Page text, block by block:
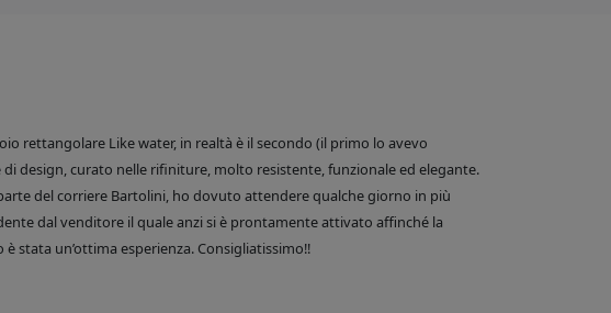
rettangolare Like water, in realtà è il secondo (il primo lo avevo
design, curato nelle rifiniture, molto resistente, funzionale ed elegante.
del corriere Bartolini, ho dovuto attendere qualche giorno in più
dal venditore il quale anzi si è prontamente attivato affinché la
stata un’ottima esperienza. Consigliatissimo!!